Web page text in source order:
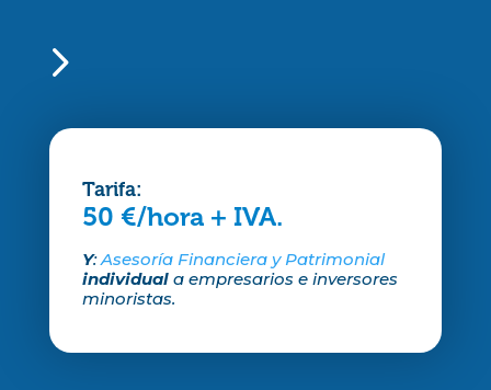
5
Tarifa:
50 €/hora + IVA.
Y:Asesoría Financiera y Patrimonial
individuala empresarios e inversores
minoristas.